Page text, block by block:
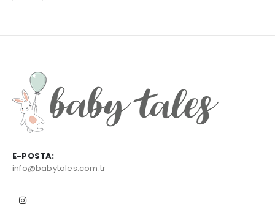
E-POSTA:
info@babytales.com.tr